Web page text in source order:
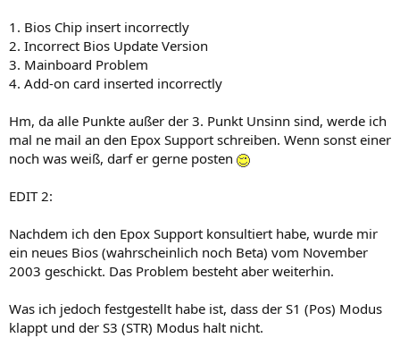
1. Bios Chip insert incorrectly
2. Incorrect Bios Update Version
3. Mainboard Problem
4. Add-on card inserted incorrectly
Hm, da alle Punkte außer der 3. Punkt Unsinn sind, werde ich
mal ne mail an den Epox Support schreiben. Wenn sonst einer
noch was weiß, darf er gerne posten
EDIT 2:
Nachdem ich den Epox Support konsultiert habe, wurde mir
ein neues Bios (wahrscheinlich noch Beta) vom November
2003 geschickt. Das Problem besteht aber weiterhin.
Was ich jedoch festgestellt habe ist, dass der S1 (Pos) Modus
klappt und der S3 (STR) Modus halt nicht.